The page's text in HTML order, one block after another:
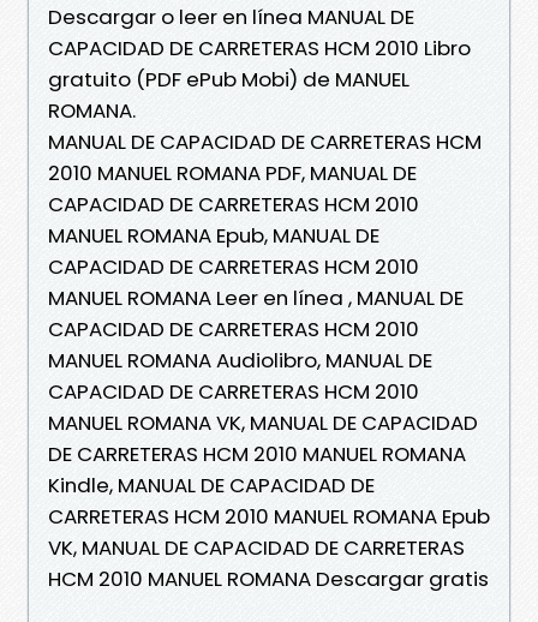
Descargar o leer en línea MANUAL DE
CAPACIDAD DE CARRETERAS HCM 2010 Libro
gratuito (PDF ePub Mobi) de MANUEL
ROMANA.
MANUAL DE CAPACIDAD DE CARRETERAS HCM
2010 MANUEL ROMANA PDF, MANUAL DE
CAPACIDAD DE CARRETERAS HCM 2010
MANUEL ROMANA Epub, MANUAL DE
CAPACIDAD DE CARRETERAS HCM 2010
MANUEL ROMANA Leer en línea , MANUAL DE
CAPACIDAD DE CARRETERAS HCM 2010
MANUEL ROMANA Audiolibro, MANUAL DE
CAPACIDAD DE CARRETERAS HCM 2010
MANUEL ROMANA VK, MANUAL DE CAPACIDAD
DE CARRETERAS HCM 2010 MANUEL ROMANA
Kindle, MANUAL DE CAPACIDAD DE
CARRETERAS HCM 2010 MANUEL ROMANA Epub
VK, MANUAL DE CAPACIDAD DE CARRETERAS
HCM 2010 MANUEL ROMANA Descargar gratis